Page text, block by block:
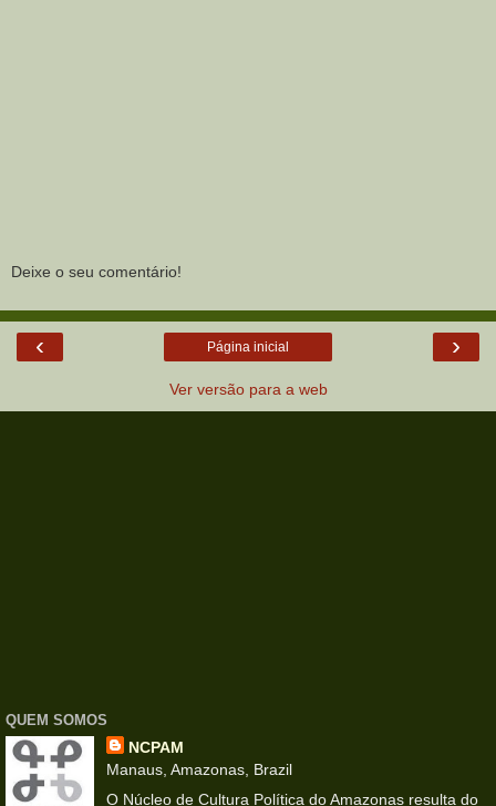
Deixe o seu comentário!
‹ ›
Página inicial
Ver versão para a web
QUEM SOMOS
NCPAM
Manaus, Amazonas, Brazil
O Núcleo de Cultura Política do Amazonas resulta do